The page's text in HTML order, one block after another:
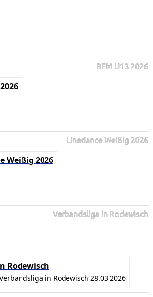
BEM U13 2026
Linedance Weißig 2026
Weißig 2026
Verbandsliga in Rodewisch
Rodewisch
in Rodewisch 28.03.2026